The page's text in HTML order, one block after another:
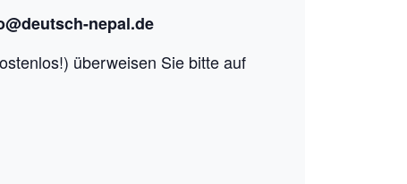
nepal.de
überweisen Sie bitte auf